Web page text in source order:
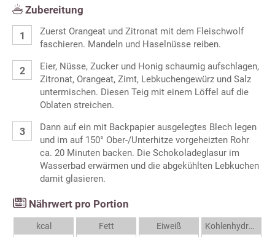
Zubereitung
Zuerst Orangeat und Zitronat mit dem Fleischwolf
faschieren. Mandeln und Haselnüsse reiben.
Eier, Nüsse, Zucker und Honig schaumig aufschlagen,
Zitronat, Orangeat, Zimt, Lebkuchengewürz und Salz
untermischen. Diesen Teig mit einem Löffel auf die
Oblaten streichen.
Dann auf ein mit Backpapier ausgelegtes Blech legen
und im auf 150° Ober-/Unterhitze vorgeheizten Rohr
ca. 20 Minuten backen. Die Schokoladeglasur im
Wasserbad erwärmen und die abgekühlten Lebkuchen
damit glasieren.
Nährwert pro Portion
kcal
Fett
Eiweiß
Kohlenhydrate